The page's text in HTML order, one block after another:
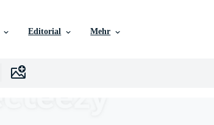
Editorial Mehr